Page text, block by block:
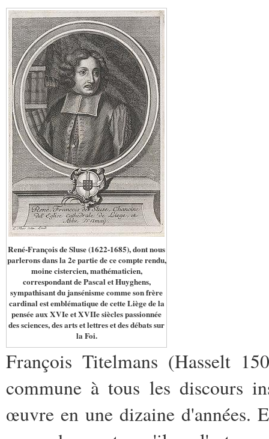
René-François de Sluse (1622-1685), dont nous
parlerons dans la 2e partie de ce compte rendu,
moine cistercien, mathématicien,
correspondant de Pascal et Huyghens,
sympathisant du jansénisme comme son frère
cardinal est emblématique de cette Liège de la
pensée aux XVIe et XVIIe siècles passionnée
des sciences, des arts et lettres et des débats sur
la Foi.
François Titelmans (Hasselt
commune à tous les discours
œuvre en une dizaine d'années.